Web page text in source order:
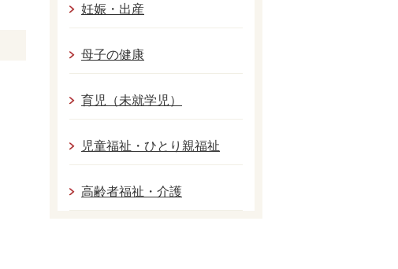
妊娠・出産
母子の健康
育児（未就学児）
児童福祉・ひとり親福祉
高齢者福祉・介護